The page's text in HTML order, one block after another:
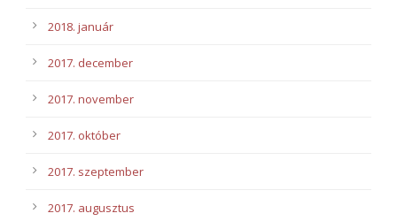
2018. január
2017. december
2017. november
2017. október
2017. szeptember
2017. augusztus